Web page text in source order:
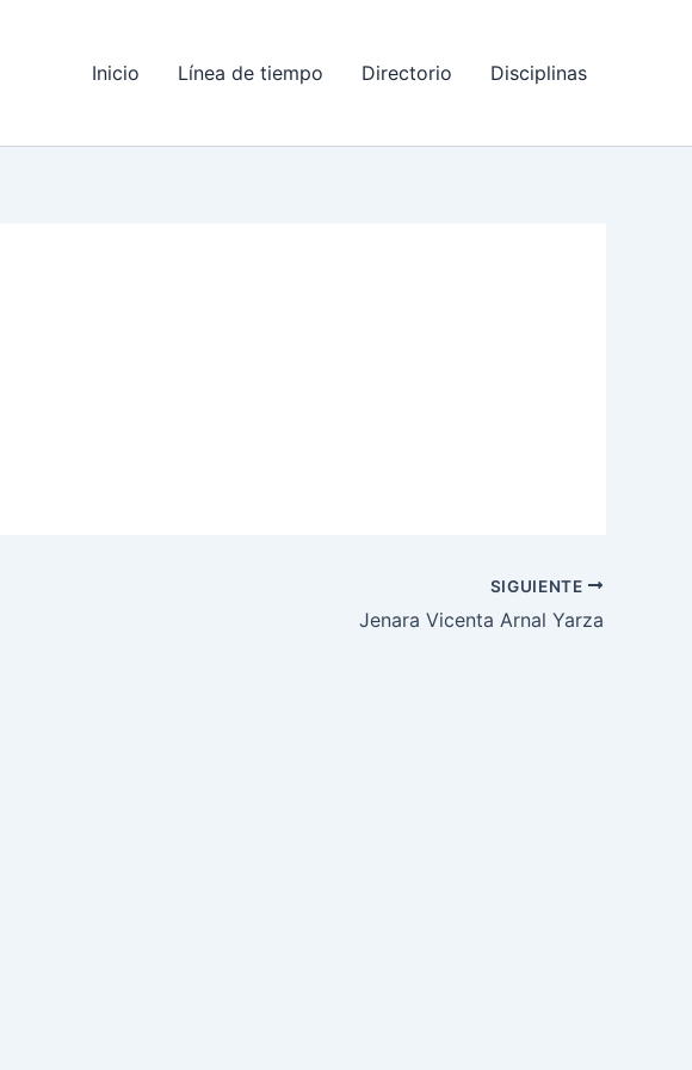
Inicio Línea de tiempo Directorio Disciplinas
SIGUIENTE
Jenara Vicenta Arnal Yarza